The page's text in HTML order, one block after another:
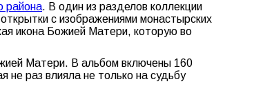
района. В один из разделов коллекции
с изображениями монастырских
икона Божией Матери, которую во
Матери. В альбом включены 160
раз влияла не только на судьбу